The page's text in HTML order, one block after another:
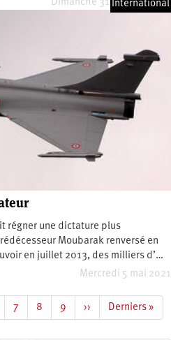
Dimanche 31 octobre 2021
International
régner une dictature plus
Moubarak renversé en
en juillet 2013, des milliers d’…
Mercredi 5 mai 2021
Page
7 Page
8 Page
9
Page
suivante
››
Dernière
page
Derniers »